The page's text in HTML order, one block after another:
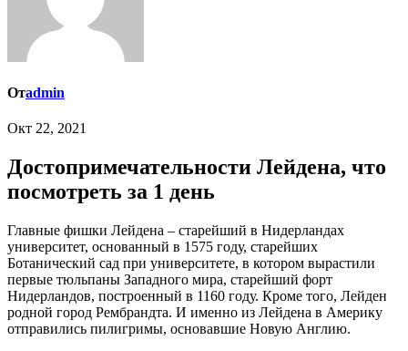
Отadmin
Окт 22, 2021
Достопримечательности Лейдена, что
посмотреть за 1 день
Главные фишки Лейдена – старейший в Нидерландах
университет, основанный в 1575 году, старейших
Ботанический сад при университете, в котором вырастили
первые тюльпаны Западного мира, старейший форт
Нидерландов, построенный в 1160 году. Кроме того, Лейден
родной город Рембрандта. И именно из Лейдена в Америку
отправились пилигримы, основавшие Новую Англию.